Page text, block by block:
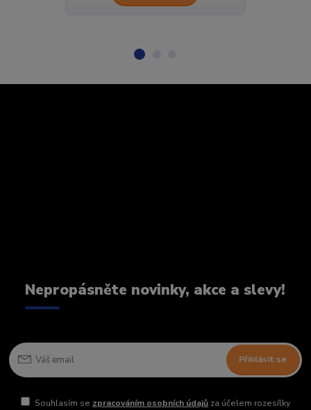
Nepropásněte novinky, akce a slevy!
Přihlásit se
Souhlasím se zpracováním osobních údajůza účelem rozesílky